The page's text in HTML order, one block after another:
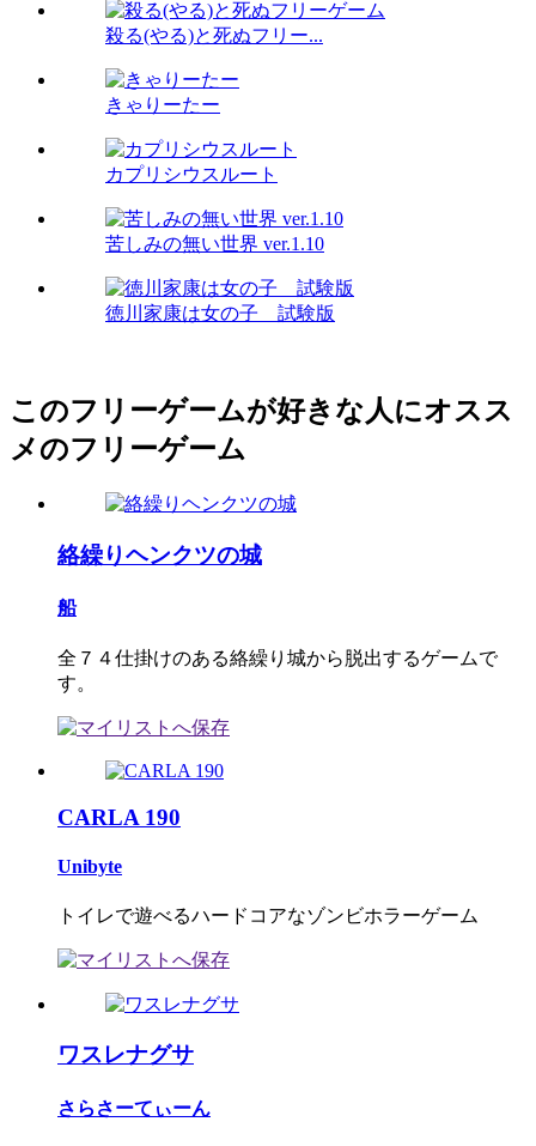
殺る(やる)と死ぬフリー...
きゃりーたー
カプリシウスルート
苦しみの無い世界 ver.1.10
徳川家康は女の子 試験版
このフリーゲームが好きな人にオスス
メのフリーゲーム
絡繰りヘンクツの城
船
全７４仕掛けのある絡繰り城から脱出するゲームで
す。
CARLA 190
Unibyte
トイレで遊べるハードコアなゾンビホラーゲーム
ワスレナグサ
さらさーてぃーん